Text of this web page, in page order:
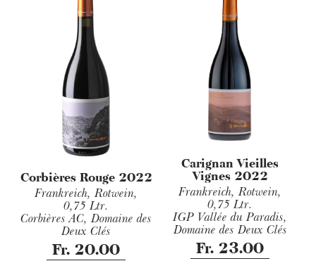
Corbières Rouge 2022
Frankreich, Rotwein,
0,75 Ltr.
Corbières AC, Domaine des
Deux Clés
Fr. 20.00
Carignan Vieilles
Vignes 2022
Frankreich, Rotwein,
0,75 Ltr.
IGP Vallée du Paradis,
Domaine des Deux Clés
Fr. 23.00